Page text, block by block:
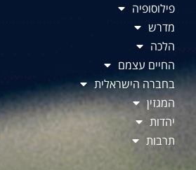
פילוסופיה
מדרש
הלכה
החיים עצמם
בחברה הישראלית
המגזין
יהדות
תרבות